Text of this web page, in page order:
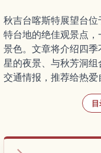
秋吉台喀斯特展望台
特台地的绝佳观景点
景色。文章将介绍四
星的夜景、与秋芳洞
交通情报，推荐给热爱